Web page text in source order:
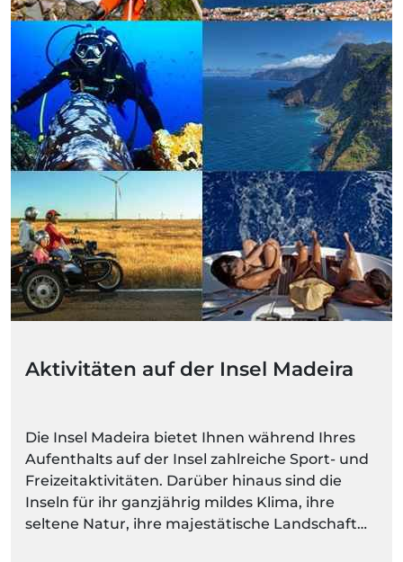
Aktivitäten auf der Insel Madeira
Die Insel Madeira bietet Ihnen während Ihres
Aufenthalts auf der Insel zahlreiche Sport- und
Freizeitaktivitäten. Darüber hinaus sind die
Inseln für ihr ganzjährig mildes Klima, ihre
seltene Natur, ihre majestätische Landschaft